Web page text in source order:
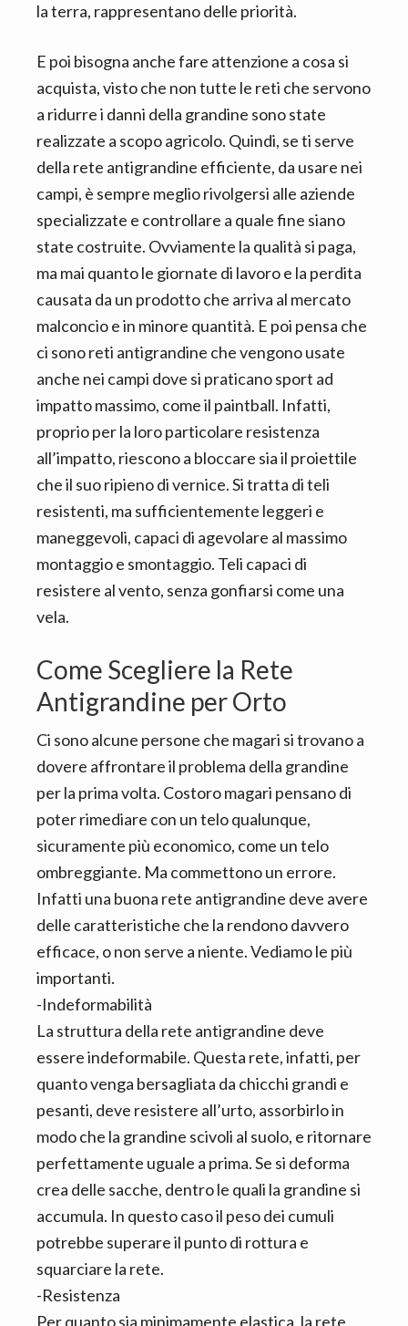
la terra, rappresentano delle priorità.
E poi bisogna anche fare attenzione a cosa si
acquista, visto che non tutte le reti che servono
a ridurre i danni della grandine sono state
realizzate a scopo agricolo. Quindi, se ti serve
della rete antigrandine efficiente, da usare nei
campi, è sempre meglio rivolgersi alle aziende
specializzate e controllare a quale fine siano
state costruite. Ovviamente la qualità si paga,
ma mai quanto le giornate di lavoro e la perdita
causata da un prodotto che arriva al mercato
malconcio e in minore quantità. E poi pensa che
ci sono reti antigrandine che vengono usate
anche nei campi dove si praticano sport ad
impatto massimo, come il paintball. Infatti,
proprio per la loro particolare resistenza
all’impatto, riescono a bloccare sia il proiettile
che il suo ripieno di vernice. Si tratta di teli
resistenti, ma sufficientemente leggeri e
maneggevoli, capaci di agevolare al massimo
montaggio e smontaggio. Teli capaci di
resistere al vento, senza gonfiarsi come una
vela.
Come Scegliere la Rete
Antigrandine per Orto
Ci sono alcune persone che magari si trovano a
dovere affrontare il problema della grandine
per la prima volta. Costoro magari pensano di
poter rimediare con un telo qualunque,
sicuramente più economico, come un telo
ombreggiante. Ma commettono un errore.
Infatti una buona rete antigrandine deve avere
delle caratteristiche che la rendono davvero
efficace, o non serve a niente. Vediamo le più
importanti.
-Indeformabilità
La struttura della rete antigrandine deve
essere indeformabile. Questa rete, infatti, per
quanto venga bersagliata da chicchi grandi e
pesanti, deve resistere all’urto, assorbirlo in
modo che la grandine scivoli al suolo, e ritornare
perfettamente uguale a prima. Se si deforma
crea delle sacche, dentro le quali la grandine si
accumula. In questo caso il peso dei cumuli
potrebbe superare il punto di rottura e
squarciare la rete.
-Resistenza
Per quanto sia minimamente elastica, la rete